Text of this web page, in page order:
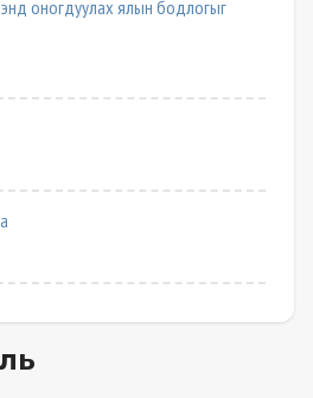
оногдуулах ялын бодлогыг